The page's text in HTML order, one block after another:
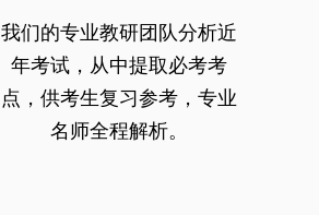
我们的专业教研团队分析近
年考试，从中提取必考考
点，供考生复习参考，专业
名师全程解析。